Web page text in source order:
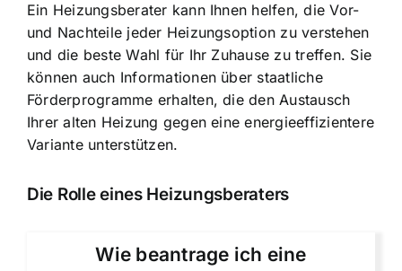
Ein Heizungsberater kann Ihnen helfen,die Vor-
und Nachteile jeder Heizungsoption zu verstehen
und die beste Wahl für Ihr Zuhause zu treffen. Sie
können auch Informationen über staatliche
Förderprogramme erhalten, die den Austausch
Ihrer alten Heizung gegen eine energieeffizientere
Variante unterstützen.
Die Rolle eines Heizungsberaters
Wie beantrage ich eine